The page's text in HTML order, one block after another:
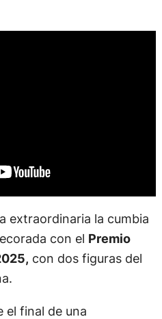
extraordinaria la cumbia
con el Premio
con dos figuras del
el final de una